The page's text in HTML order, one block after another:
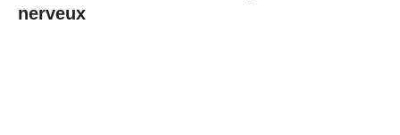
nerveux